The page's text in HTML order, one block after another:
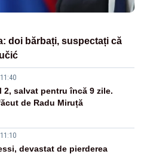
doi bărbați, suspectați că
2, salvat pentru încă 9 zile.
de Radu Miruță
devastat de pierderea